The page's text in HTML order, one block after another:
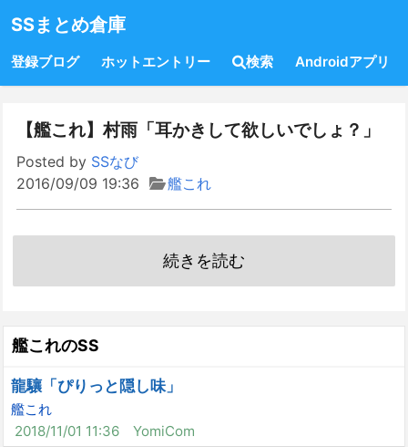
SSまとめ倉庫
登録ブログ ホットエントリー 検索 Androidアプリ
【艦これ】村雨「耳かきして欲しいでしょ？」
Posted by SSなび
2016/09/09 19:36
艦これ
続きを読む
艦これのSS
龍驤「ぴりっと隠し味」
艦これ
2018/11/01 11:36
YomiCom